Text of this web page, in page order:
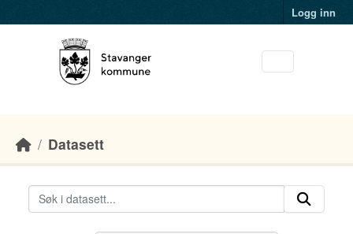
Logg inn
Datasett